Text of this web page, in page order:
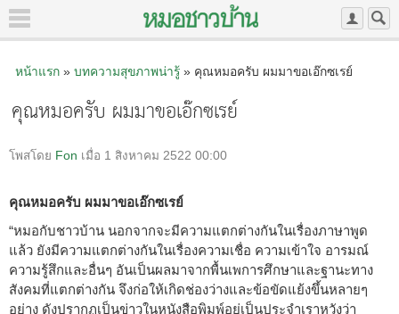
หน้าแรก» บทความสุขภาพน่ารู้» คุณหมอครับ ผมมาขอเอ๊กซเรย์
คุณหมอครับ ผมมาขอเอ๊กซเรย์
โพสโดย Fon เมื่อ 1 สิงหาคม 2522 00:00
คุณหมอครับ ผมมาขอเอ๊กซเรย์
“หมอกับชาวบ้าน นอกจากจะมีความแตกต่างกันในเรื่องภาษาพูด
แล้ว ยังมีความแตกต่างกันในเรื่องความเชื่อ ความเข้าใจ อารมณ์
ความรู้สึกและอื่นๆ อันเป็นผลมาจากพื้นเพการศึกษาและฐานะทาง
สังคมที่แตกต่างกัน จึงก่อให้เกิดช่องว่างและข้อขัดแย้งขึ้นหลายๆ
อย่าง ดังปรากฏเป็นข่าวในหนังสือพิมพ์อยู่เป็นประจำเราหวังว่า